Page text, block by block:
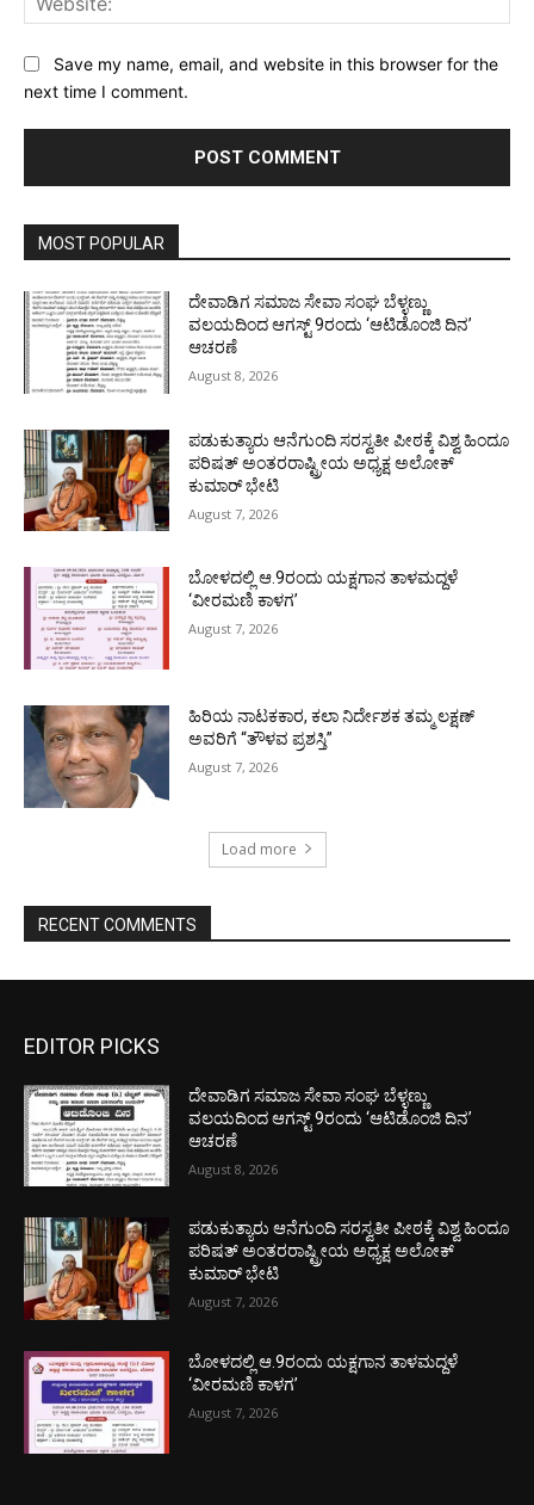
Save my name, email, and website in this browser for the
next time I comment.
MOST POPULAR
ದೇವಾಡಿಗ ಸಮಾಜ ಸೇವಾ ಸಂಘ ಬೆಳ್ಳಣ್ಣು
ವಲಯದಿಂದ ಆಗಸ್ಟ್ 9ರಂದು ‘ಆಟಿಡೊಂಜಿ ದಿನ’
ಆಚರಣೆ
August 8, 2026
ಪಡುಕುತ್ಯಾರು ಆನೆಗುಂದಿ ಸರಸ್ವತೀ ಪೀಠಕ್ಕೆ ವಿಶ್ವ ಹಿಂದೂ
ಪರಿಷತ್ ಅಂತರರಾಷ್ಟ್ರೀಯ ಅಧ್ಯಕ್ಷ ಅಲೋಕ್
ಕುಮಾರ್ ಭೇಟಿ
August 7, 2026
ಬೋಳದಲ್ಲಿ ಆ.9ರಂದು ಯಕ್ಷಗಾನ ತಾಳಮದ್ದಳೆ
‘ವೀರಮಣಿ ಕಾಳಗ’
August 7, 2026
ಹಿರಿಯ ನಾಟಕಕಾರ, ಕಲಾ ನಿರ್ದೇಶಕ ತಮ್ಮ ಲಕ್ಷಣ್
ಅವರಿಗೆ “ತೌಳವ ಪ್ರಶಸ್ತಿ”
August 7, 2026
Load more
RECENT COMMENTS
EDITOR PICKS
ದೇವಾಡಿಗ ಸಮಾಜ ಸೇವಾ ಸಂಘ ಬೆಳ್ಳಣ್ಣು
ವಲಯದಿಂದ ಆಗಸ್ಟ್ 9ರಂದು ‘ಆಟಿಡೊಂಜಿ ದಿನ’
ಆಚರಣೆ
August 8, 2026
ಪಡುಕುತ್ಯಾರು ಆನೆಗುಂದಿ ಸರಸ್ವತೀ ಪೀಠಕ್ಕೆ ವಿಶ್ವ ಹಿಂದೂ
ಪರಿಷತ್ ಅಂತರರಾಷ್ಟ್ರೀಯ ಅಧ್ಯಕ್ಷ ಅಲೋಕ್
ಕುಮಾರ್ ಭೇಟಿ
August 7, 2026
ಬೋಳದಲ್ಲಿ ಆ.9ರಂದು ಯಕ್ಷಗಾನ ತಾಳಮದ್ದಳೆ
‘ವೀರಮಣಿ ಕಾಳಗ’
August 7, 2026